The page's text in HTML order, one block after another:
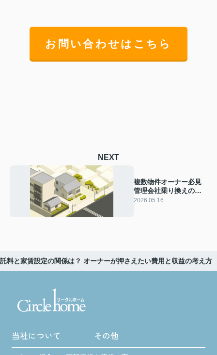
お問い合わせはこちら
NEXT
複数物件オーナー必見
管理会社乗り換えの手
順は 自主管理からの切
2026.05.16
料と家賃設定の関係は？ オーナーが押さえたい費用と収益の考え方
当社について その他